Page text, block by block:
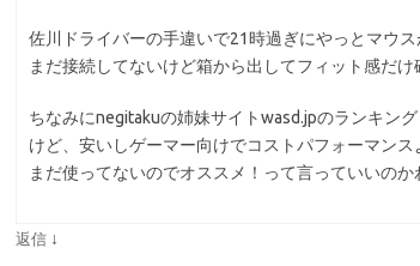
佐川ドライバーの手違いで21時過ぎにやっとマウス
まだ接続してないけど箱から出してフィット感だけ
ちなみにnegitakuの姉妹サイトwasd.jpのランキン
けど、安いしゲーマー向けでコストパフォーマンス
まだ使ってないのでオススメ！って言っていいの
返信 ↓